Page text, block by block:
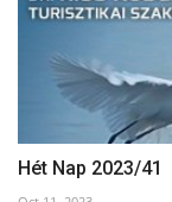
Hét Nap 2023/41